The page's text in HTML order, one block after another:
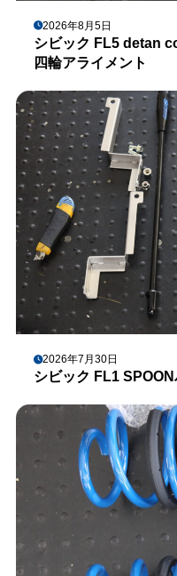
2026年8月5日
シビック FL5 detan
四輪アライメント
2026年7月30日
シビック FL1